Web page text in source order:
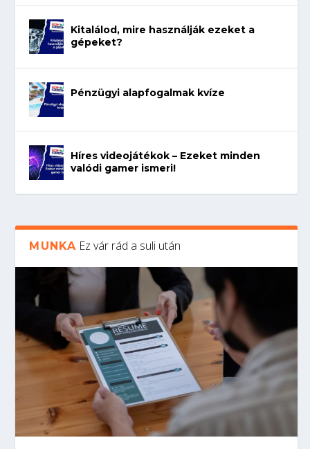
Kitalálod, mire használják ezeket a
gépeket?
Pénzügyi alapfogalmak kvíze
Híres videojátékok – Ezeket minden
valódi gamer ismeri!
MUNKA Ez vár rád a suli után